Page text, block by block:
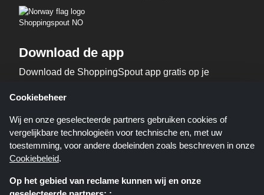
Shoppingspout NO
Download de app
Download de ShoppingSpout app gratis op je
Cookiebeheer
Wij en onze geselecteerde partners gebruiken cookies of
vergelijkbare technologieën voor technische en, met uw
toestemming, voor andere doeleinden zoals beschreven in onze
Cookiebeleid.
Op het gebied van reclame kunnen wij en onze